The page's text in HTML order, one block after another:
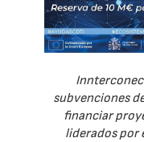
subvenciones
financiar
liderados por